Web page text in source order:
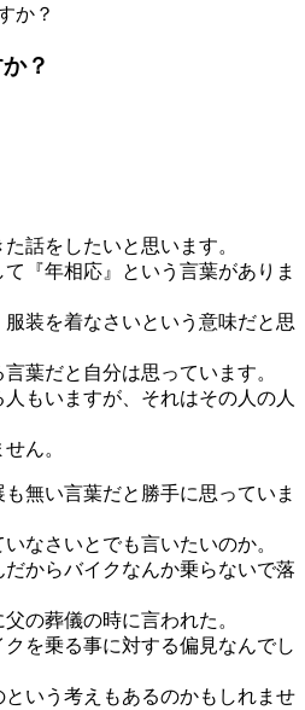
か？
？
話をしたいと思います。
『年相応』という言葉がありま
装を着なさいという意味だと思
葉だと自分は思っています。
もいますが、それはその人の人
ん。
無い言葉だと勝手に思っていま
なさいとでも言いたいのか。
からバイクなんか乗らないで落
の葬儀の時に言われた。
クを乗る事に対する偏見なんでし
いう考えもあるのかもしれませ